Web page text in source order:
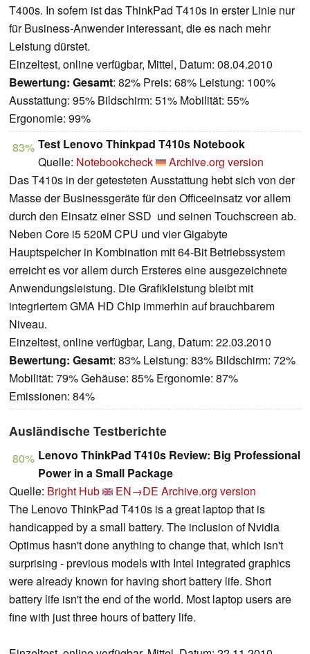
T400s. In sofern ist das ThinkPad T410s in erster Linie nur
für Business-Anwender interessant, die es nach mehr
Leistung dürstet.
Einzeltest, online verfügbar, Mittel, Datum: 08.04.2010
Bewertung: Gesamt: 82% Preis: 68% Leistung: 100%
Ausstattung: 95% Bildschirm: 51% Mobilität: 55%
Ergonomie: 99%
83% Test Lenovo Thinkpad T410s Notebook
Quelle: Notebookcheck
Archive.org version
Das T410s in der getesteten Ausstattung hebt sich von der
Masse der Businessgeräte für den Officeeinsatz vor allem
durch den Einsatz einer SSD und seinen Touchscreen ab.
Neben Core i5 520M CPU und vier Gigabyte
Hauptspeicher in Kombination mit 64-Bit Betriebssystem
erreicht es vor allem durch Ersteres eine ausgezeichnete
Anwendungsleistung. Die Grafikleistung bleibt mit
integriertem GMA HD Chip immerhin auf brauchbarem
Niveau.
Einzeltest, online verfügbar, Lang, Datum: 22.03.2010
Bewertung: Gesamt: 83% Leistung: 83% Bildschirm: 72%
Mobilität: 79% Gehäuse: 85% Ergonomie: 87%
Emissionen: 84%
Ausländische Testberichte
80% Lenovo ThinkPad T410s Review: Big Professional
Power in a Small Package
Quelle: Bright Hub EN→DE Archive.org version
The Lenovo ThinkPad T410s is a great laptop that is
handicapped by a small battery. The inclusion of Nvidia
Optimus hasn't done anything to change that, which isn't
surprising - previous models with Intel integrated graphics
were already known for having short battery life. Short
battery life isn't the end of the world. Most laptop users are
fine with just three hours of battery life.